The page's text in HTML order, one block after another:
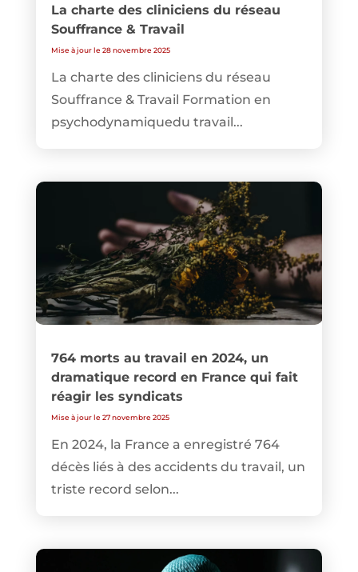
La charte des cliniciens du réseau
Souffrance & Travail
Mise à jour le 28 novembre 2025
La charte des cliniciens du réseau
Souffrance & Travail Formation en
psychodynamiquedu travail...
764 morts au travail en 2024, un
dramatique record en France qui fait
réagir les syndicats
Mise à jour le 27 novembre 2025
En 2024, la France a enregistré 764
décès liés à des accidents du travail, un
triste record selon...